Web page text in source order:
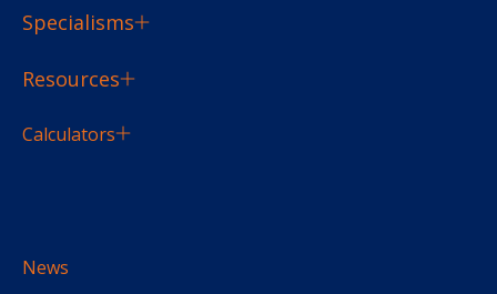
Specialisms
Resources
Calculators
News